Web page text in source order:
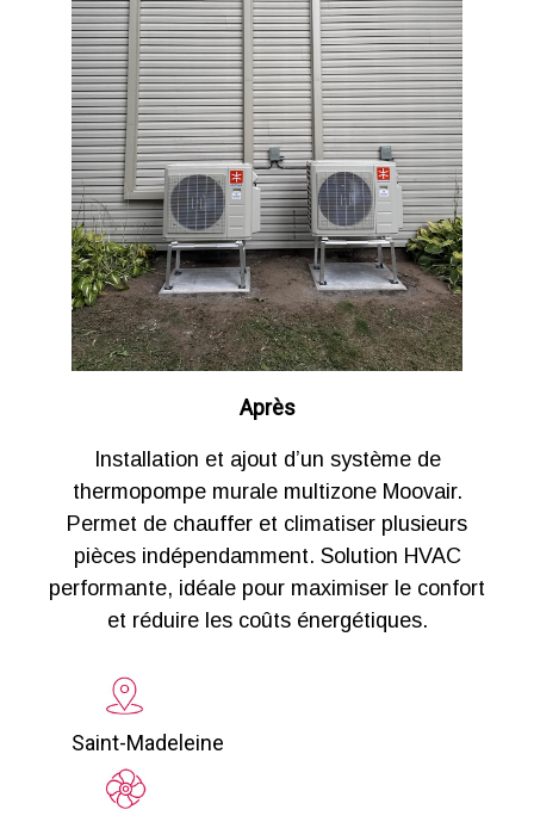
Après
Installation et ajout d’un système de
thermopompe murale multizone Moovair.
Permet de chauffer et climatiser plusieurs
pièces indépendamment. Solution HVAC
performante, idéale pour maximiser le confort
et réduire les coûts énergétiques.
Saint-Madeleine